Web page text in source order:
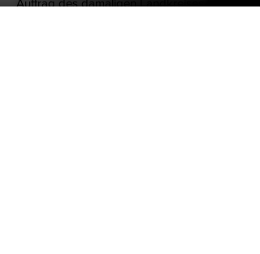
Auftrag des damaligen Landkreises Hanau